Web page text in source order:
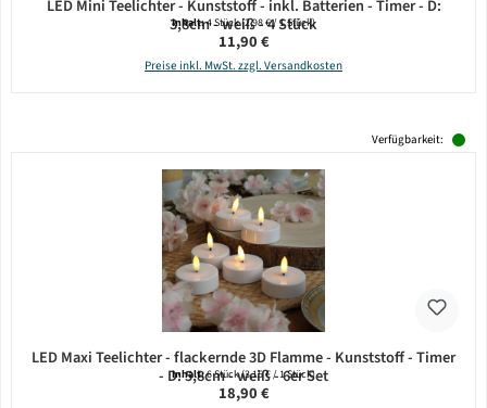
LED Mini Teelichter - Kunststoff - inkl. Batterien - Timer - D:
3,8cm - weiß - 4 Stück
Inhalt:4 Stück(2,98 € / 1 Stück)
Regulärer Preis:
11,90 €
Preise inkl. MwSt. zzgl. Versandkosten
Verfügbarkeit:
LED Maxi Teelichter - flackernde 3D Flamme - Kunststoff - Timer
- D: 5,8cm - weiß - 6er Set
Inhalt:6 Stück(3,15 € / 1 Stück)
Regulärer Preis:
18,90 €